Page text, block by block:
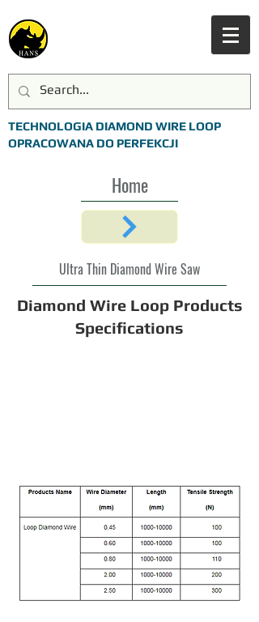
TECHNOLOGIA DIAMOND WIRE LOOP
OPRACOWANA DO PERFEKCJI
Home
Ultra Thin Diamond Wire Saw
Diamond Wire Loop Products
Specifications